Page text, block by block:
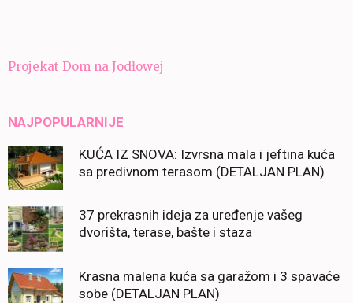
Navigacija
Projekat Dom na Jodłowej
NAJPOPULARNIJE
KUĆA IZ SNOVA: Izvrsna mala i jeftina kuća
sa predivnom terasom (DETALJAN PLAN)
37 prekrasnih ideja za uređenje vašeg
dvorišta, terase, bašte i staza
Krasna malena kuća sa garažom i 3 spavaće
sobe (DETALJAN PLAN)